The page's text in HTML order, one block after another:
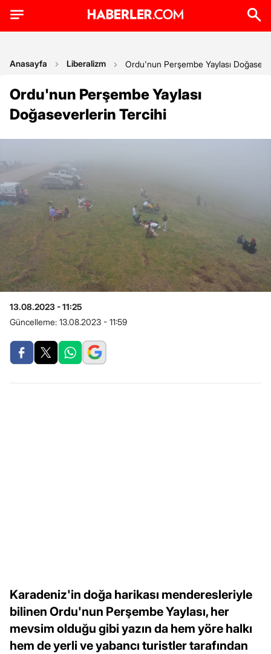
Anasayfa Liberalizm Ordu'nun Perşembe Yaylası
Ordu'nun Perşembe Yaylası
Doğaseverlerin Tercihi
13.08.2023 - 11:25
Güncelleme: 13.08.2023 - 11:59
Karadeniz'in doğa harikası menderesleriyle
bilinen Ordu'nun Perşembe Yaylası, her
mevsim olduğu gibi yazın da hem yöre halkı
hem de yerli ve yabancı turistler tarafından